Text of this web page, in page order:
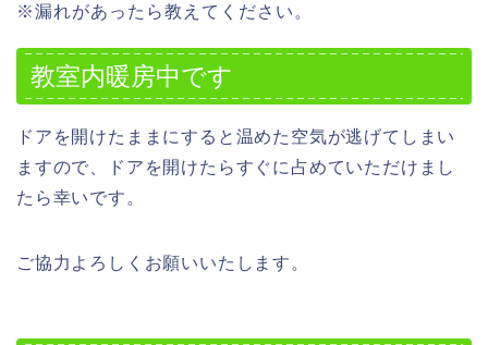
※漏れがあったら教えてください。
教室内暖房中です
ドアを開けたままにすると温めた空気が逃げてしまい
ますので、ドアを開けたらすぐに占めていただけまし
たら幸いです。
ご協力よろしくお願いいたします。